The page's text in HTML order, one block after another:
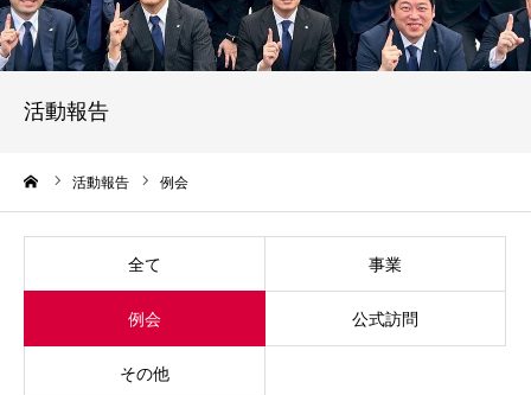
活動報告
活動報告 例会
全て 事業
例会 公式訪問
その他
メンバーの声